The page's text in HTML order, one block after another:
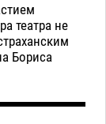
театра не
Бориса